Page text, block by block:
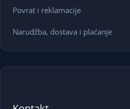
Povrat i reklamacije
Narudžba, dostava i plaćanje